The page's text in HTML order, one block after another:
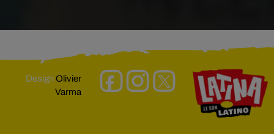
DesignOlivier
Varma